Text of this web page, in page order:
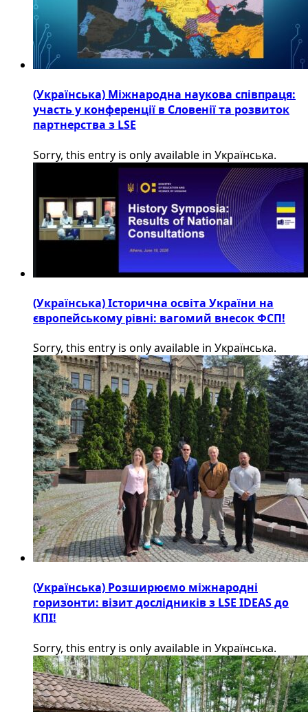
(Українська) Міжнародна наукова співпраця:
участь у конференції в Словенії та розвиток
партнерства з LSE
Sorry, this entry is only available in Українська.
(Українська) Історична освіта України на
європейському рівні: вагомий внесок ФСП!
Sorry, this entry is only available in Українська.
(Українська) Розширюємо міжнародні
горизонти: візит дослідників з LSE IDEAS до
КПІ!
Sorry, this entry is only available in Українська.